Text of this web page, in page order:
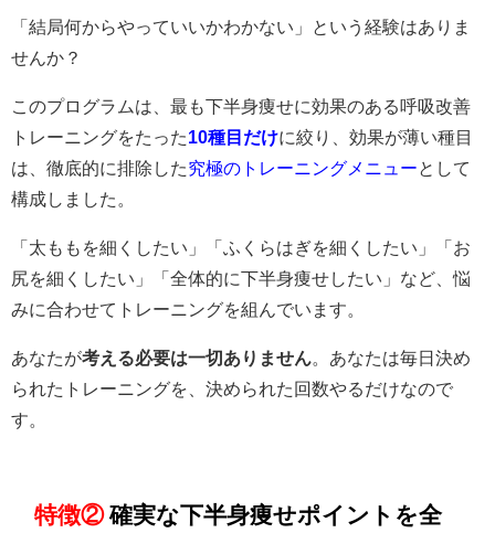
「結局何からやっていいかわかない」という経験はありま
せんか？
このプログラムは、最も下半身痩せに効果のある呼吸改善
トレーニングをたった10種目だけに絞り、効果が薄い種目
は、徹底的に排除した究極のトレーニングメニュー として
構成しました。
「太ももを細くしたい」「ふくらはぎを細くしたい」「お
尻を細くしたい」「全体的に下半身痩せしたい」など、悩
みに合わせてトレーニングを組んでいます。
あなたが考える必要は一切ありません 。あなたは毎日決め
られたトレーニングを、決められた回数やるだけなので
す。
特徴②確実な下半身痩せポイントを全